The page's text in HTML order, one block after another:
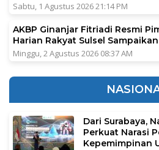
Sabtu, 1 Agustus 2026 21:14 PM
AKBP Ginanjar Fitriadi Resmi
Harian Rakyat Sulsel
Minggu, 2 Agustus 2026 08:37 AM
Dari Surabaya,
Perkuat Narasi
Kepemimpinan